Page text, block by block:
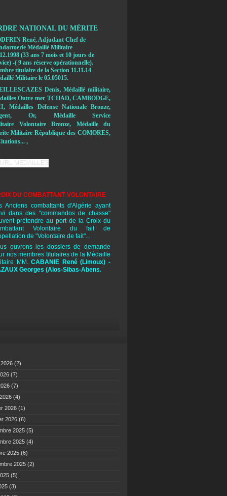
NATIONAL DU MÉRITE
René, Adjudant Chef de
Médaillé Militaire
(33 ans 7 mois et 10 jours de
-( 9 ans réserve opérationnelle).
titulaire de la Section 11.11.14
Militaire le 05.05015.
Denis, Médaillé militaire,
Outre-mer TCHAD, CAMBODGE,
Médailles Défense Nationale Bronze,
Or, Médaille Service
Volontaire Bronze, Médaille du
Militaire République des COMORES,
,
DU COMBATTANT VOLONTAIRE
Anciens combattants d'Algérie ayant
dans des "commandos de chasse"
prétendre au port de la Croix du
Volontaire du fait de
de "Volontaire de fait"...
ouvrons les dossiers de demande
nos membres titulaires de la Médaille
MM. CABANIE René(Limoux) -
Georges (Alos-Sibas-Abens.
(2)
(7)
(7)
(4)
2026 (1)
2026 (6)
2025 (5)
2025 (4)
2025 (6)
2025 (2)
(5)
(3)